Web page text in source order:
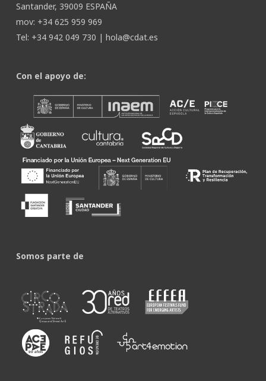
Santander, 39009 ESPAÑA
mov: +34 625 959 969
Tel: +34 942 049 730 | hola@cdat.es
Con el apoyo de:
Somos parte de